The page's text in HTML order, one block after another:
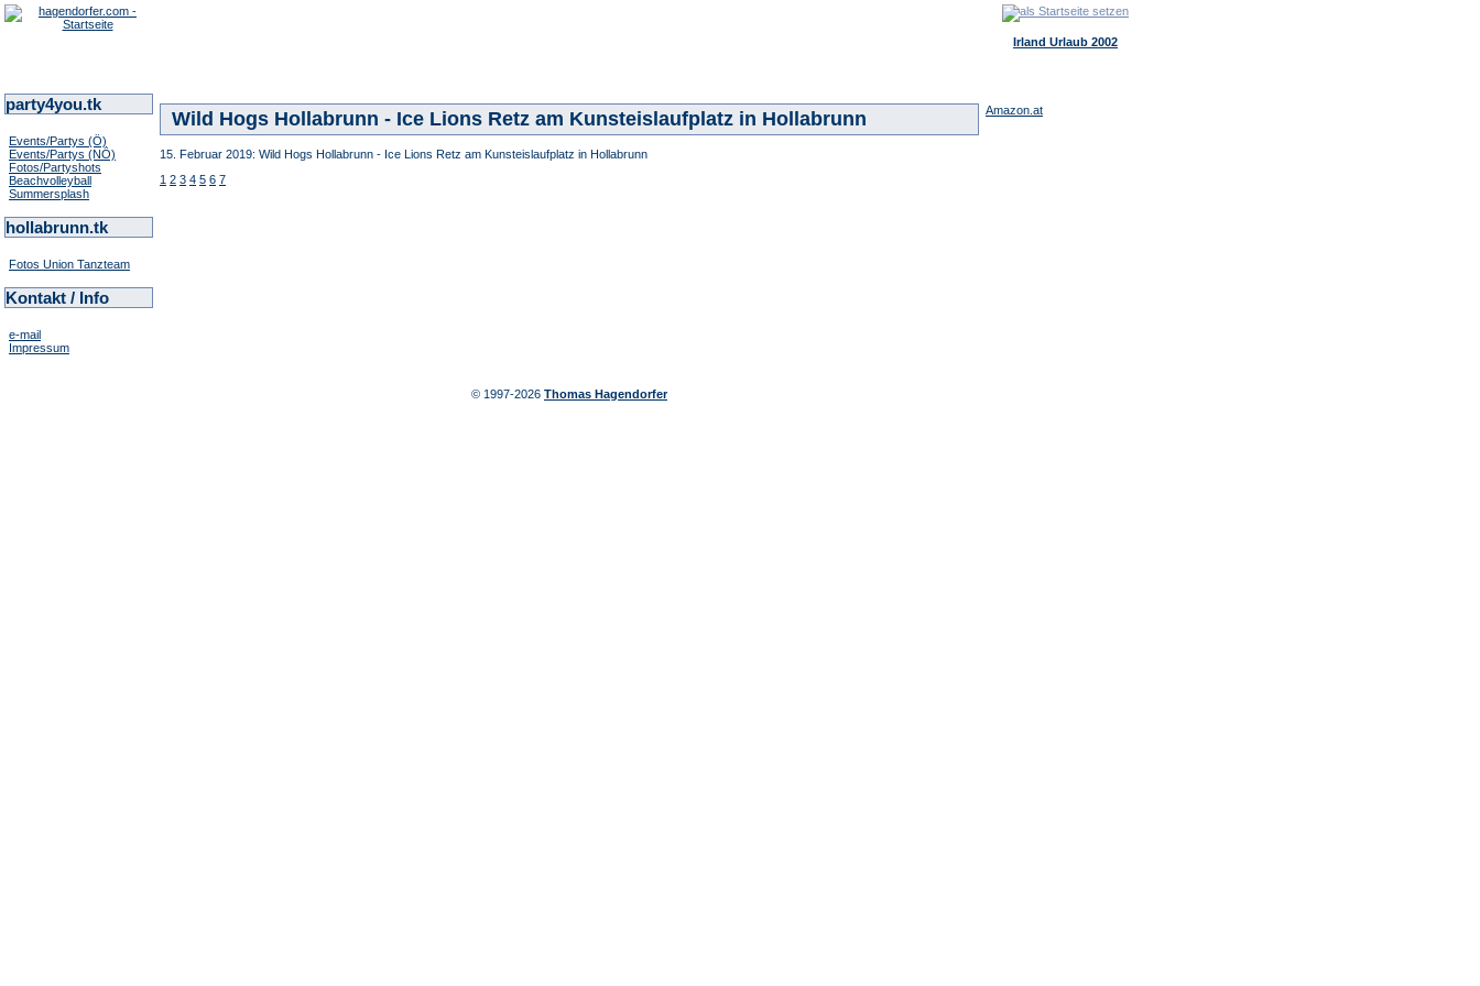
Irland Urlaub 2002
party4you.tk
Events/Partys (Ö)
Events/Partys (NÖ)
Fotos/Partyshots
Beachvolleyball
Summersplash
hollabrunn.tk
Fotos Union Tanzteam
Kontakt / Info
e-mail
Impressum
Wild Hogs Hollabrunn - Ice Lions Retz am Kunsteislaufplatz in Hollabrunn
15. Februar 2019: Wild Hogs Hollabrunn - Ice Lions Retz am Kunsteislaufplatz in Hollabrunn
1 2 3 4 5 6 7
Amazon.at
© 1997-2026 Thomas Hagendorfer